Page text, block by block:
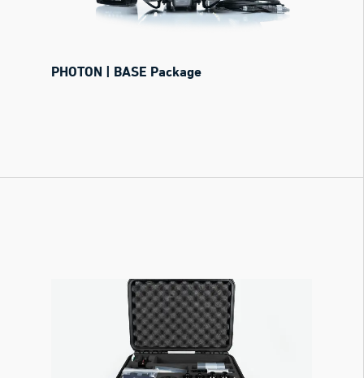
PHOTON | BASE Package